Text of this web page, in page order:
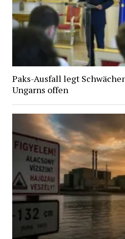
Paks-Ausfall legt
Ungarns offen